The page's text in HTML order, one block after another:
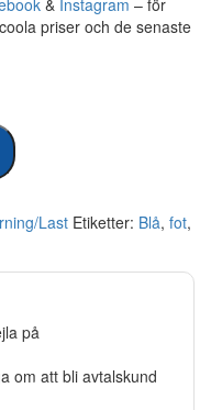
priser och de senaste
Last Etiketter: Blå, fot,
på
om att bli avtalskund